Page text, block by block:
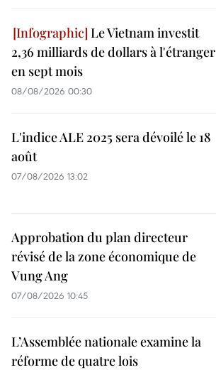
Le Vietnam investit
2,36 milliards de dollars à l'étranger
en sept mois
08/08/2026 00:30
L'indice ALE 2025 sera dévoilé le 18
août
07/08/2026 13:02
Approbation du plan directeur
révisé de la zone économique de
Vung Ang
07/08/2026 10:45
L’Assemblée nationale examine la
réforme de quatre lois